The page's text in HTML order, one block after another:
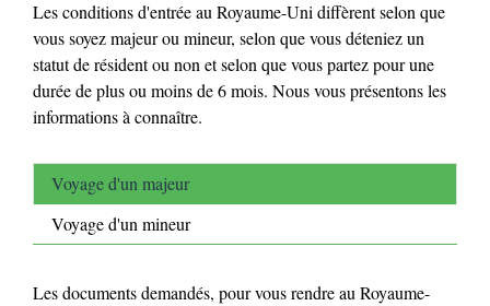
Les conditions d'entrée au Royaume-Uni diffèrent selon que
vous soyez majeur ou mineur, selon que vous déteniez un
statut de résident ou non et selon que vous partez pour une
durée de plus ou moins de 6 mois. Nous vous présentons les
informations à connaître.
Voyage d'un majeur
Voyage d'un mineur
Les documents demandés, pour vous rendre au Royaume-